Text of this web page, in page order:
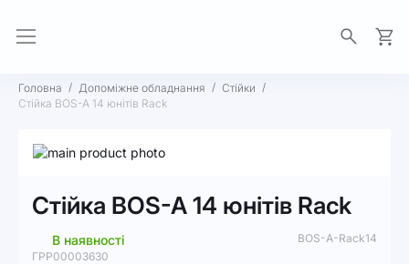
Головна Допоміжне обладнання
Стійки
Стійка BOS-A 14 юнітів Rack
Перейти
галереї
початку
зображень
Стійка BOS-A 14 юнітів Rack
В наявності
BOS-A-Rack14
ГРР00003630